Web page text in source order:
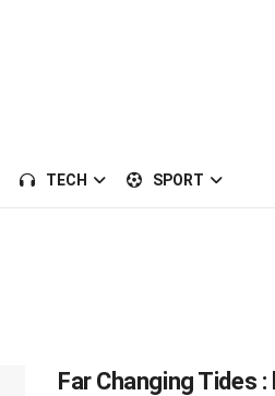
TECH SPORT
Far Changing Tides